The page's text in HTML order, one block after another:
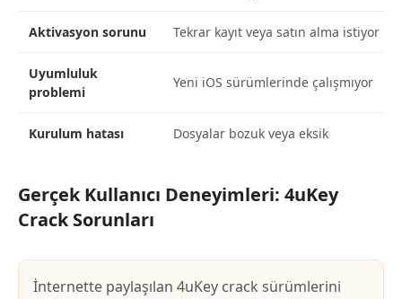
Aktivasyon sorunu Tekrar kayıt veya satın alma istiyor
Uyumluluk
problemi
Yeni iOS sürümlerinde çalışmıyor
Kurulum hatası Dosyalar bozuk veya eksik
Gerçek Kullanıcı Deneyimleri: 4uKey
Crack Sorunları
İnternette paylaşılan 4uKey crack sürümlerini